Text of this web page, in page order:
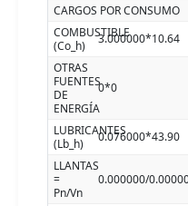
CARGOS POR CONSUMO
COMBUSTIBLE
(Co_h)
3.000000*10.64
OTRAS
FUENTES
DE
ENERGÍA
0*0
LUBRICANTES
(Lb_h)
0.076000*43.90
LLANTAS
=
Pn/Vn
0.000000/